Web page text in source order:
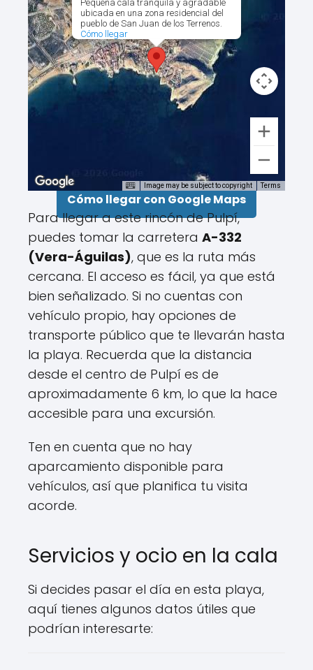
Pequeña cala tranquila y agradable
ubicada en una zona residencial del
pueblo de San Juan de los Terrenos.
Cómo llegar
Image may be subject to copyright Terms
Cómo llegar con Google Maps
Para llegar a este rincón de Pulpí,
puedes tomar la carretera A-332
(Vera-Águilas), que es la ruta más
cercana. El acceso es fácil, ya que está
bien señalizado. Si no cuentas con
vehículo propio, hay opciones de
transporte público que te llevarán hasta
la playa. Recuerda que la distancia
desde el centro de Pulpí es de
aproximadamente 6 km, lo que la hace
accesible para una excursión.
Ten en cuenta que no hay
aparcamiento disponible para
vehículos, así que planifica tu visita
acorde.
Servicios y ocio en la cala
Si decides pasar el día en esta playa,
aquí tienes algunos datos útiles que
podrían interesarte: